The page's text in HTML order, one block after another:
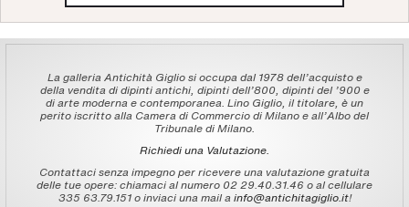
La galleria Antichità Giglio si occupa dal 1978 dell'acquisto e
della vendita di dipinti antichi, dipinti dell'800, dipinti del '900 e
di arte moderna e contemporanea. Lino Giglio, il titolare, è un
perito iscritto alla Camera di Commercio di Milano e all'Albo del
Tribunale di Milano.
Richiedi una Valutazione.
Contattaci senza impegno per ricevere una valutazione gratuita
delle tue opere: chiamaci al numero 02 29.40.31.46 o al cellulare
335 63.79.151 o inviaci una mail a info@antichitagiglio.it!